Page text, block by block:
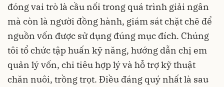
đóng vai trò là cầu nối trong quá trình giải ngân
mà còn là người đồng hành, giám sát chặt chẽ để
nguồn vốn được sử dụng đúng mục đích. Chúng
tôi tổ chức tập huấn kỹ năng, hướng dẫn chị em
quản lý vốn, chi tiêu hợp lý và hỗ trợ kỹ thuật
chăn nuôi, trồng trọt. Điều đáng quý nhất là sau